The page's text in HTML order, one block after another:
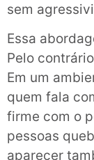
sem
Essa
Pelo
Em um
quem fala
firme com o
pessoas
aparecer